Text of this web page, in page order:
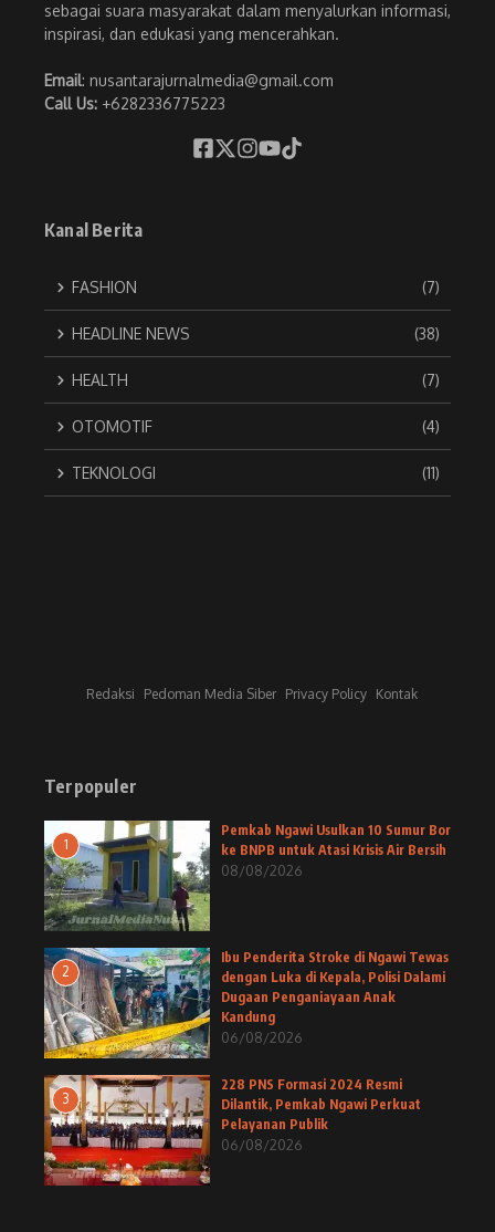
sebagai suara masyarakat dalam menyalurkan informasi,
inspirasi, dan edukasi yang mencerahkan.
Email: nusantarajurnalmedia@gmail.com
Call Us: +6282336775223
Kanal Berita
FASHION (7)
HEADLINE NEWS (38)
HEALTH (7)
OTOMOTIF (4)
TEKNOLOGI (11)
Redaksi Pedoman Media Siber Privacy Policy Kontak
Terpopuler
1
Pemkab Ngawi Usulkan 10 Sumur Bor
ke BNPB untuk Atasi Krisis Air Bersih
08/08/2026
2
Ibu Penderita Stroke di Ngawi Tewas
dengan Luka di Kepala, Polisi Dalami
Dugaan Penganiayaan Anak
Kandung
06/08/2026
3
228 PNS Formasi 2024 Resmi
Dilantik, Pemkab Ngawi Perkuat
Pelayanan Publik
06/08/2026